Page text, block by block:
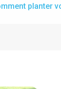
planter